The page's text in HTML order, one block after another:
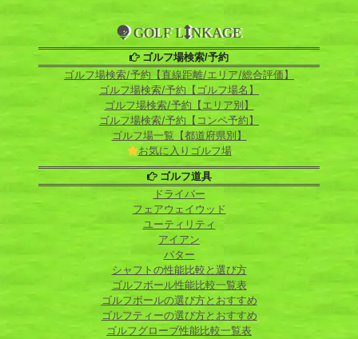
GOLF L NKAGE
ゴルフ場検索/予約
ゴルフ場検索/予約【直線距離/エリア/総合評価】
ゴルフ場検索/予約【ゴルフ場名】
ゴルフ場検索/予約【エリア別】
ゴルフ場検索/予約【コンペ予約】
ゴルフ場一覧【都道府県別】
お気に入りゴルフ場
ゴルフ道具
ドライバー
フェアウェイウッド
ユーティリティ
アイアン
パター
シャフトの性能比較と選び方
ゴルフボール性能比較一覧表
ゴルフボールの選び方とおすすめ
ゴルフティーの選び方とおすすめ
ゴルフグローブ性能比較一覧表